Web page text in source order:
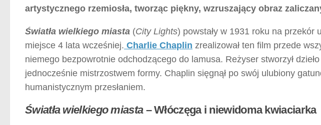
artystycznego rzemiosła, tworząc piękny, wzruszający obraz
Światła wielkiego miasta (City Lights) powstały w 1931 roku na przekór
miejsce 4 lata wcześniej. Charlie Chaplin zrealizował ten film przede
niemego bezpowrotnie odchodzącego do lamusa. Reżyser stworzył
jednocześnie mistrzostwem formy. Chaplin sięgnął po swój ulubiony
humanistycznym przesłaniem.
Światła wielkiego miasta– Włóczęga i niewidoma kwiaciarka